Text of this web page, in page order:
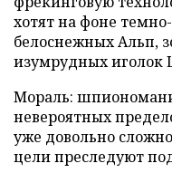
хотят на фоне
белоснежных Альп,
изумрудных иголок
Мораль:
невероятных
уже довольно
цели преследуют